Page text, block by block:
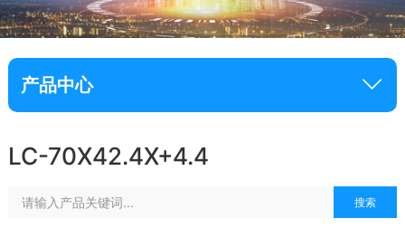
产品中心
LC-70X42.4X+4.4
搜索